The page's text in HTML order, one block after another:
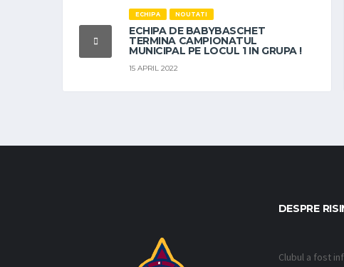
ECHIPA NOUTATI
ECHIPA DE BABYBASCHET
TERMINA CAMPIONATUL
MUNICIPAL PE LOCUL 1 IN GRUPA !
15 APRIL 2022
DESPRE
Clubul a fost